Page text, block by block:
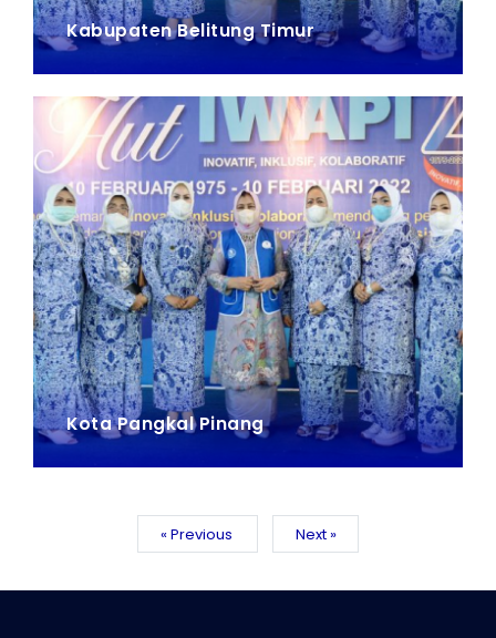
Kabupaten Belitung Timur
Kota Pangkal Pinang
« Previous Next »